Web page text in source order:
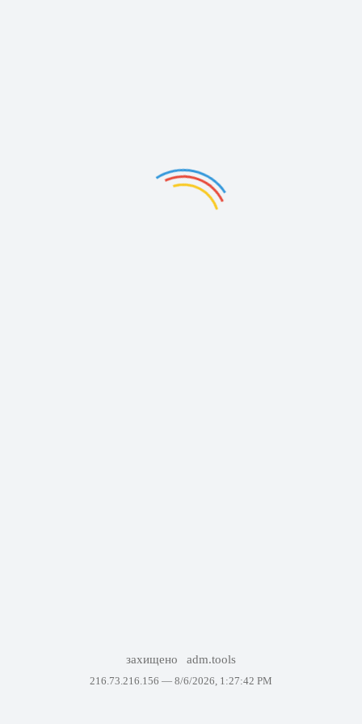
захищено adm.tools
216.73.216.156 — 8/6/2026, 1:27:42 PM